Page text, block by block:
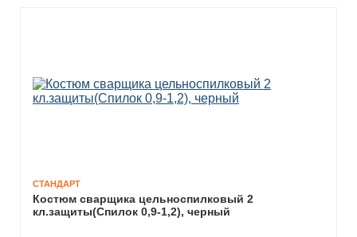
СТАНДАРТ
Костюм сварщика цельноспилковый 2
кл.защиты(Спилок 0,9-1,2), черный